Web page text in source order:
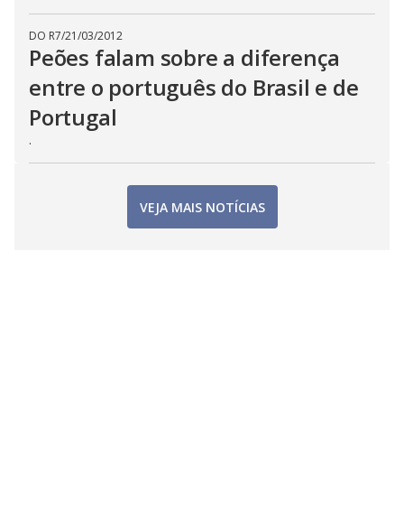
DO R7/21/03/2012
Peões falam sobre a diferença
entre o português do Brasil e de
Portugal
.
VEJA MAIS NOTÍCIAS